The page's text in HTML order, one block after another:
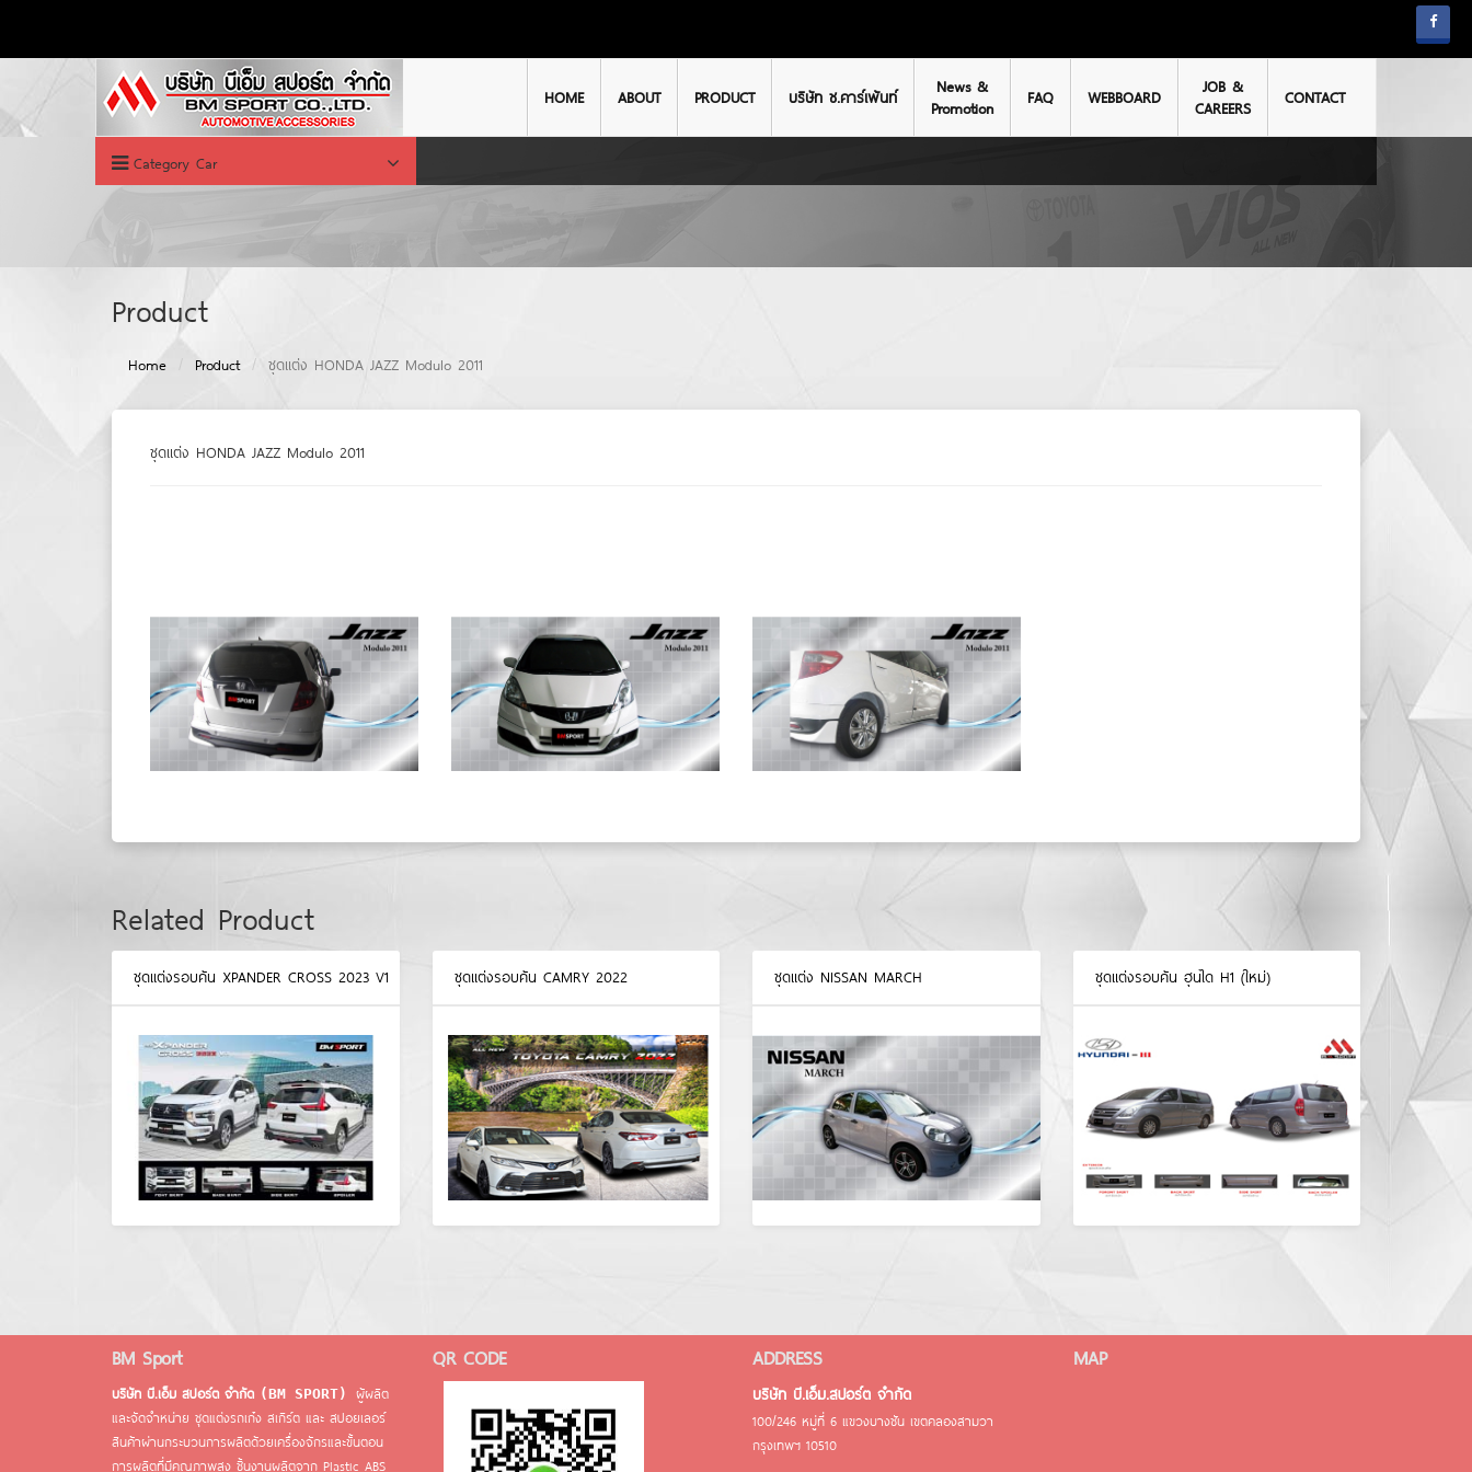
HOME ABOUT PRODUCT บริษัท ช.คาร์เพ้นท์
News &
Promotion
FAQ WEBBOARD
JOB &
CAREERS
CONTACT
Category Car
Product
Home Product ชุดแต่ง HONDA JAZZ Modulo 2011
ชุดแต่ง HONDA JAZZ Modulo 2011
Related Product
ชุดแต่งรอบคัน XPANDER CROSS 2023 V1 ชุดแต่งรอบคัน CAMRY 2022 ชุดแต่ง NISSAN MARCH ชุดแต่งรอบคัน ฮุนได H1 (ใหม่)
BM Sport
บริษัท บี.เอ็ม สปอร์ต จำกัด (BM SPORT)
ผู้ผลิต
และจัดจำหน่าย ชุดแต่งรถเก๋ง สเกิร์ต และ สปอยเลอร์
สินค้าผ่านกระบวนการผลิตด้วยเครื่องจักรและขั้นตอน
การผลิตที่มีคุณภาพสูง ชิ้นงานผลิตจาก Plastic ABS
QR CODE ADDRESS
บริษัท บี.เอ็ม.สปอร์ต จำกัด
100/246 หมู่ที่ 6 แขวงบางชัน เขตคลองสามวา
กรุงเทพฯ 10510
MAP